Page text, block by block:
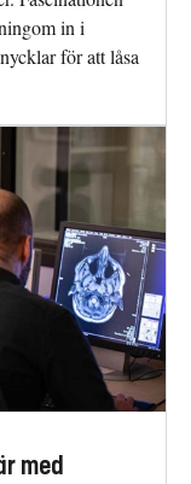
in i
för att låsa
med